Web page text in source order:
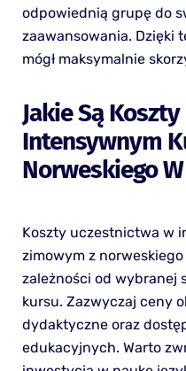
odpowiednią grupę do
zaawansowania. Dzięki
mógł maksymalnie
Jakie Są
Intensywnym
Norweskiego
Koszty uczestnictwa w
zimowym z
zależności od wybranej
kursu. Zazwyczaj ceny
dydaktyczne oraz
edukacyjnych. Warto